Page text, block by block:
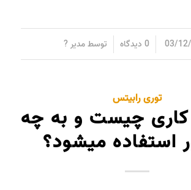
03/ 0 دیدگاه توسطمدیر ?
توری رابیتس
کاری چیست و به چه
استفاده میشود؟